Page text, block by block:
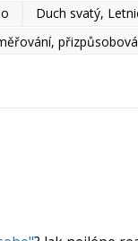
Duch svatý,